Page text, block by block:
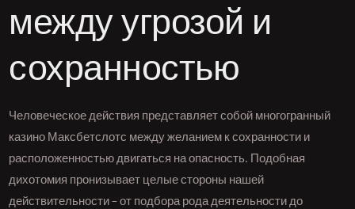
между угрозой и
сохранностью
Человеческое действия представляет собой многогранный
казино Максбетслотс между желанием к сохранности и
расположенностью двигаться на опасность. Подобная
дихотомия пронизывает целые стороны нашей
действительности – от подбора рода деятельности до